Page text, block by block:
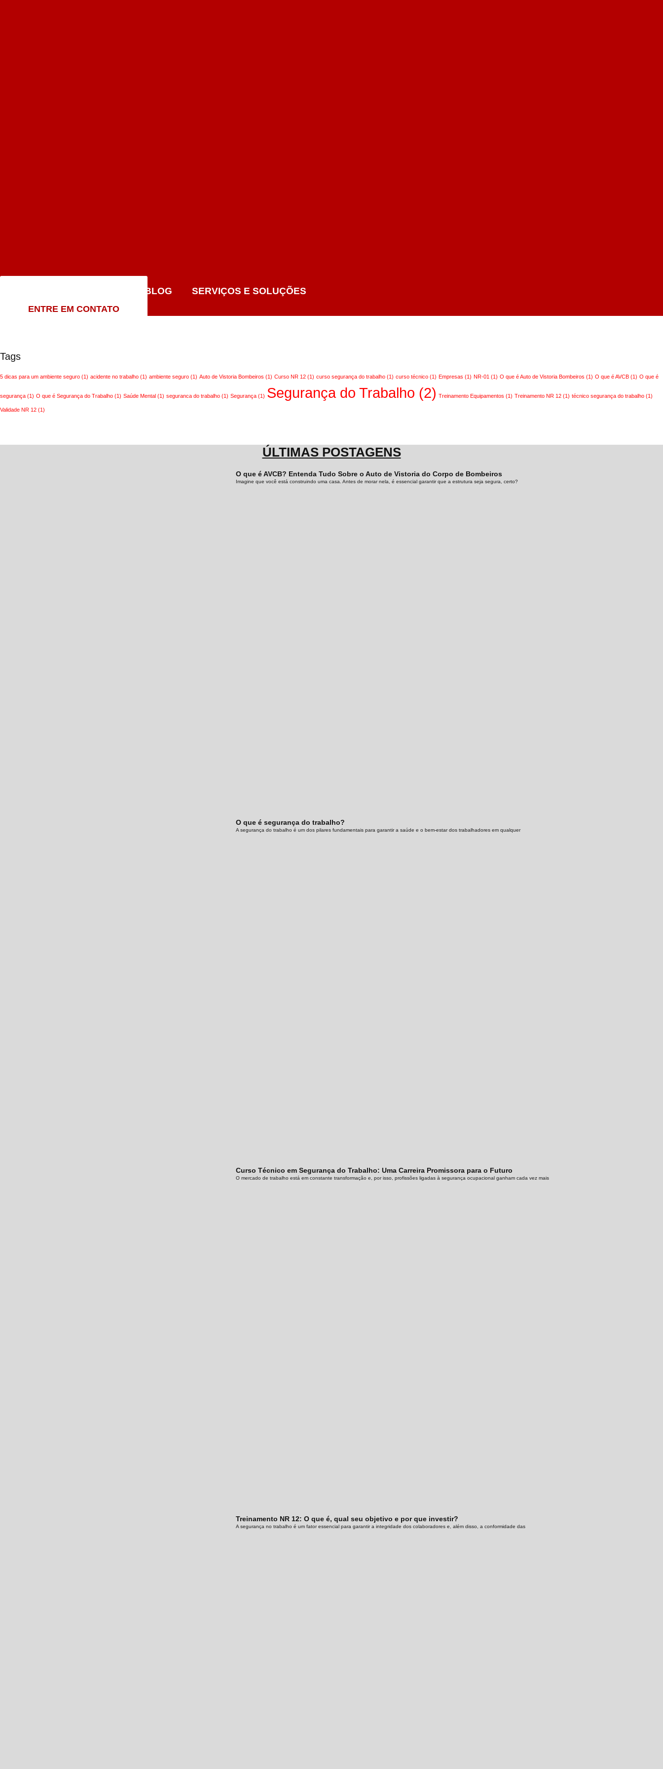
BLOG SERVIÇOS E SOLUÇÕES
ENTRE EM CONTATO
Tags
5 dicas para um ambiente seguro (1) acidente no trabalho (1) ambiente seguro (1) Auto de Vistoria Bombeiros (1) Curso NR 12 (1) curso segurança do trabalho (1) curso técnico (1) Empresas (1) NR-01 (1) O que é Auto de Vistoria Bombeiros (1) O que é AVCB (1) O que é
segurança (1) O que é Segurança do Trabalho (1) Saúde Mental (1) seguranca do trabalho (1) Segurança (1) Segurança do Trabalho (2) Treinamento Equipamentos (1) Treinamento NR 12 (1) técnico segurança do trabalho (1)
Validade NR 12 (1)
ÚLTIMAS POSTAGENS
O que é AVCB? Entenda Tudo Sobre o Auto de Vistoria do Corpo de Bombeiros
Imagine que você está construindo uma casa. Antes de morar nela, é essencial garantir que a estrutura seja segura, certo?
O que é segurança do trabalho?
A segurança do trabalho é um dos pilares fundamentais para garantir a saúde e o bem-estar dos trabalhadores em qualquer
Curso Técnico em Segurança do Trabalho: Uma Carreira Promissora para o Futuro
O mercado de trabalho está em constante transformação e, por isso, profissões ligadas à segurança ocupacional ganham cada vez mais
Treinamento NR 12: O que é, qual seu objetivo e por que investir?
A segurança no trabalho é um fator essencial para garantir a integridade dos colaboradores e, além disso, a conformidade das